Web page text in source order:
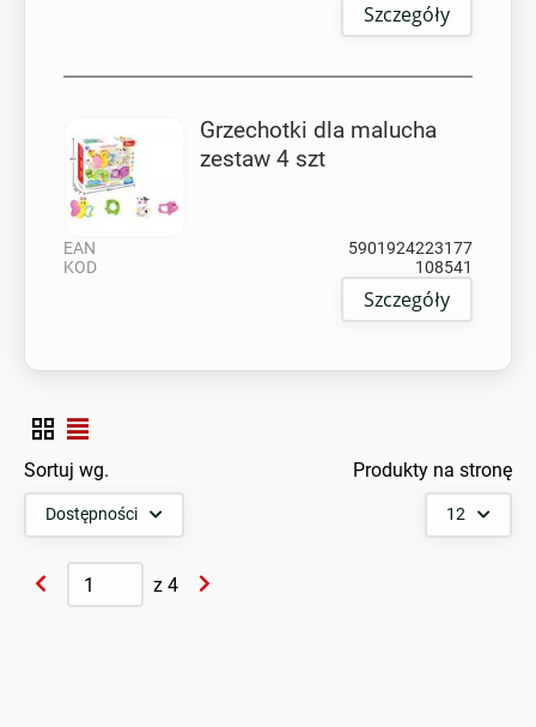
Szczegóły
Grzechotki dla malucha
zestaw 4 szt
EAN
5901924223177
KOD
108541
Szczegóły
Sortuj wg.
Dostępności 12
Produkty na stronę
z 4